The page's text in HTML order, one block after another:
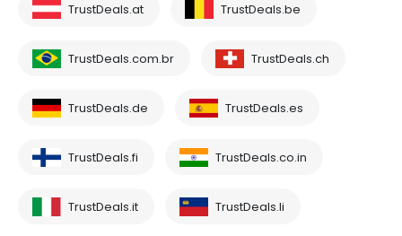
TrustDeals.at TrustDeals.be
TrustDeals.com.br TrustDeals.ch
TrustDeals.de TrustDeals.es
TrustDeals.fi TrustDeals.co.in
TrustDeals.it TrustDeals.li